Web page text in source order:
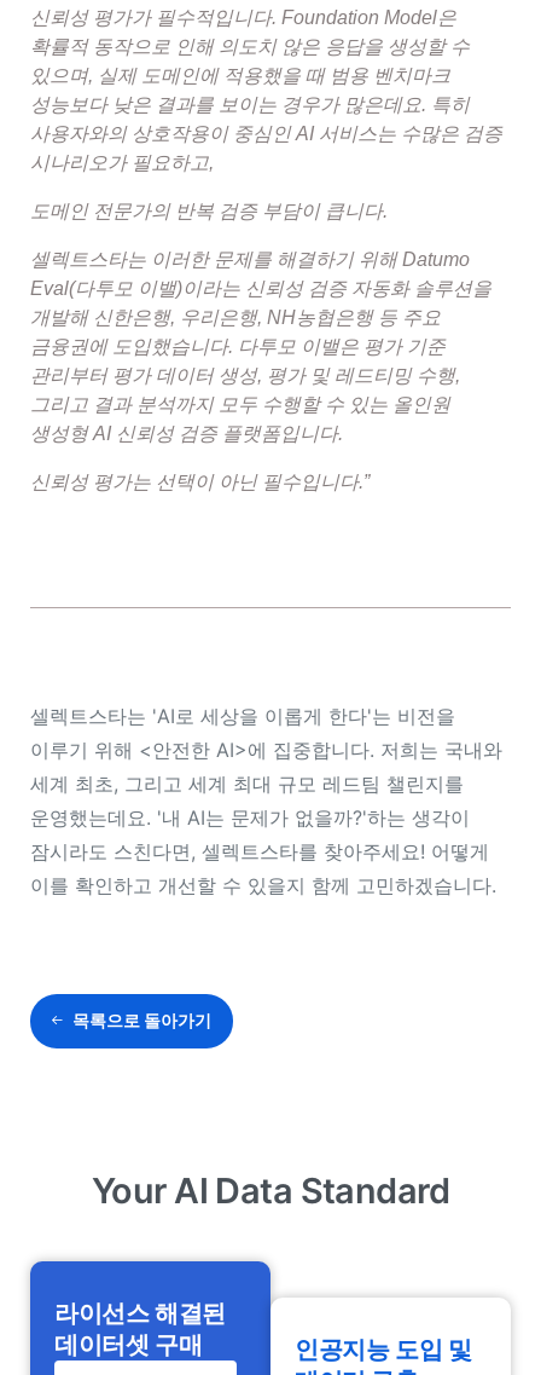
신뢰성 평가가 필수적입니다. Foundation Model은
확률적 동작으로 인해 의도치 않은 응답을 생성할 수
있으며, 실제 도메인에 적용했을 때 범용 벤치마크
성능보다 낮은 결과를 보이는 경우가 많은데요. 특히
사용자와의 상호작용이 중심인 AI 서비스는 수많은 검증
시나리오가 필요하고,
도메인 전문가의 반복 검증 부담이 큽니다.
셀렉트스타는 이러한 문제를 해결하기 위해 Datumo
Eval(다투모 이밸)이라는 신뢰성 검증 자동화 솔루션을
개발해 신한은행, 우리은행, NH농협은행 등 주요
금융권에 도입했습니다. 다투모 이밸은 평가 기준
관리부터 평가 데이터 생성, 평가 및 레드티밍 수행,
그리고 결과 분석까지 모두 수행할 수 있는 올인원
생성형 AI 신뢰성 검증 플랫폼입니다.
신뢰성 평가는 선택이 아닌 필수입니다.”
셀렉트스타는 'AI로 세상을 이롭게 한다'는 비전을
이루기 위해 <안전한 AI>에 집중합니다. 저희는 국내와
세계 최초, 그리고 세계 최대 규모 레드팀 챌린지를
운영했는데요. '내 AI는 문제가 없을까?'하는 생각이
잠시라도 스친다면, 셀렉트스타를 찾아주세요! 어떻게
이를 확인하고 개선할 수 있을지 함께 고민하겠습니다.
목록으로 돌아가기
Your AI Data Standard
라이선스 해결된
데이터셋 구매
인공지능 도입 및